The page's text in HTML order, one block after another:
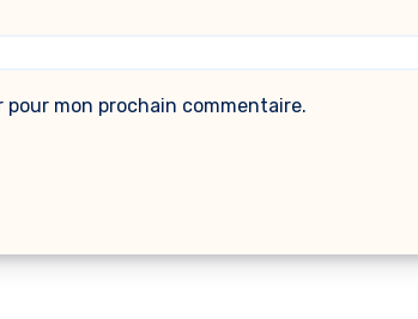
mon prochain commentaire.